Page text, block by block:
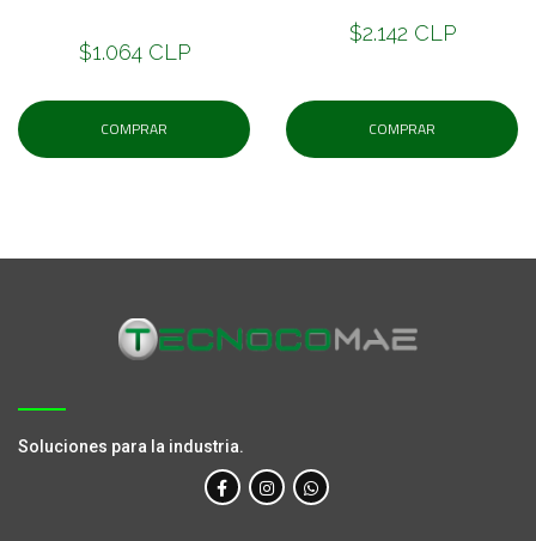
$1.064 CLP
COMPRAR
$2.142 CLP
COMPRAR
Soluciones para la industria.